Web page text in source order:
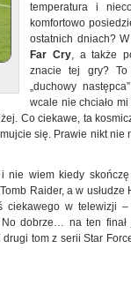
temperatura i
komfortowo
ostatnich dniach?
Far Cry, a także
znacie tej gry?
„duchowy
wcale nie chciało
Co ciekawe, ta
się. Prawie nikt nie
i nie wiem kiedy
Raider, a w usłudze
w telewizji
dobrze… na ten
drugi tom z serii Star